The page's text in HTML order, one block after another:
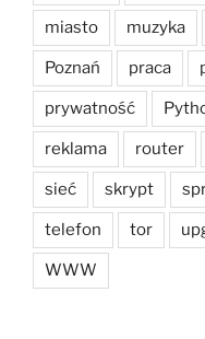
miasto muzyka
Poznań praca
prywatność
reklama router
sieć skrypt
telefon tor
WWW